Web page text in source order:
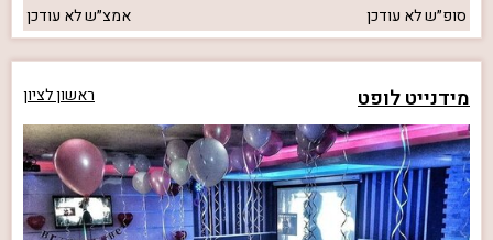
סופ״שלא עודכן אמצ״שלא עודכן
מידנייט לופט ראשון לציון